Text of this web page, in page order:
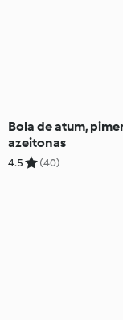
Bola de atum,
azeitonas
4.5 (40)